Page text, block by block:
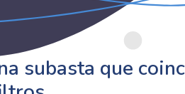
subasta que